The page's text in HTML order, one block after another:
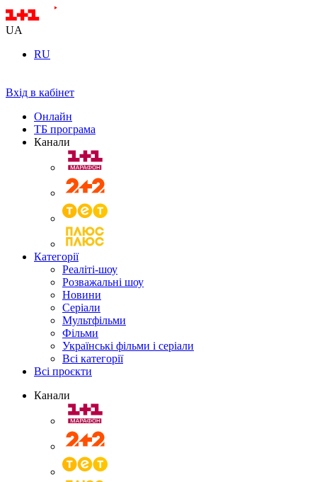
UA
RU
Вхід в кабінет
Онлайн
ТБ програма
Канали
Категорії
Реаліті-шоу
Розважальні шоу
Новини
Серіали
Мультфільми
Фільми
Українські фільми і серіали
Всі категорії
Всі проєкти
Канали